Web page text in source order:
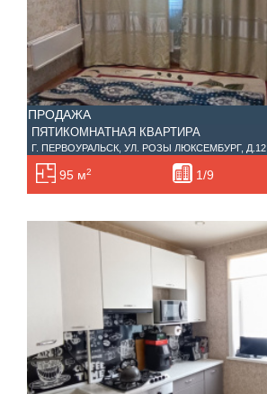
ПРОДАЖА
ПЯТИКОМНАТНАЯ КВАРТИРА
Г. ПЕРВОУРАЛЬСК, УЛ. РОЗЫ ЛЮКСЕМБУРГ, Д.12
95 м2 1/9